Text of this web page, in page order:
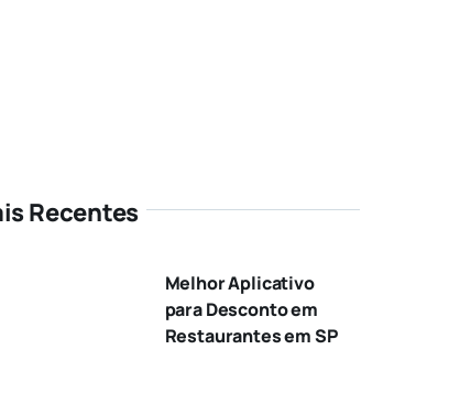
Recentes
Melhor Aplicativo
para Desconto em
Restaurantes em SP